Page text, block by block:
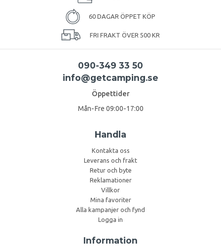
60 DAGAR ÖPPET KÖP
FRI FRAKT ÖVER 500 KR
090-349 33 50
info@getcamping.se
Öppettider
Mån-Fre 09:00-17:00
Handla
Kontakta oss
Leverans och frakt
Retur och byte
Reklamationer
Villkor
Mina favoriter
Alla kampanjer och fynd
Logga in
Information